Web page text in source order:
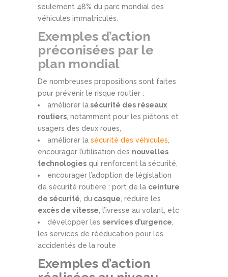
seulement 48% du parc mondial des
véhicules immatriculés.
Exemples d’action
préconisées par le
plan mondial
De nombreuses propositions sont faites
pour prévenir le risque routier :
améliorer lasécurité des réseaux
routiers, notamment pour les piétons et
usagers des deux roues,
améliorer la sécurité des véhicules,
encourager l’utilisation des nouvelles
technologies qui renforcent la sécurité,
encourager l’adoption de législation
de sécurité routière : port de la ceinture
de sécurité, du casque, réduire les
excès de vitesse, l’ivresse au volant, etc
développer les services d’urgence,
les services de rééducation pour les
accidentés de la route
Exemples d’action